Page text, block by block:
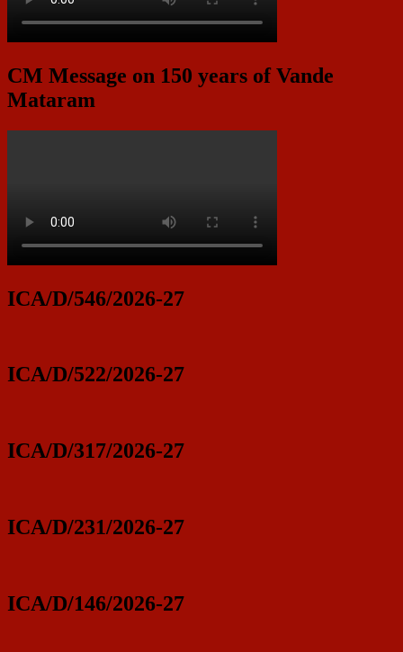
CM Message on 150 years of Vande
Mataram
ICA/D/546/2026-27
ICA/D/522/2026-27
ICA/D/317/2026-27
ICA/D/231/2026-27
ICA/D/146/2026-27